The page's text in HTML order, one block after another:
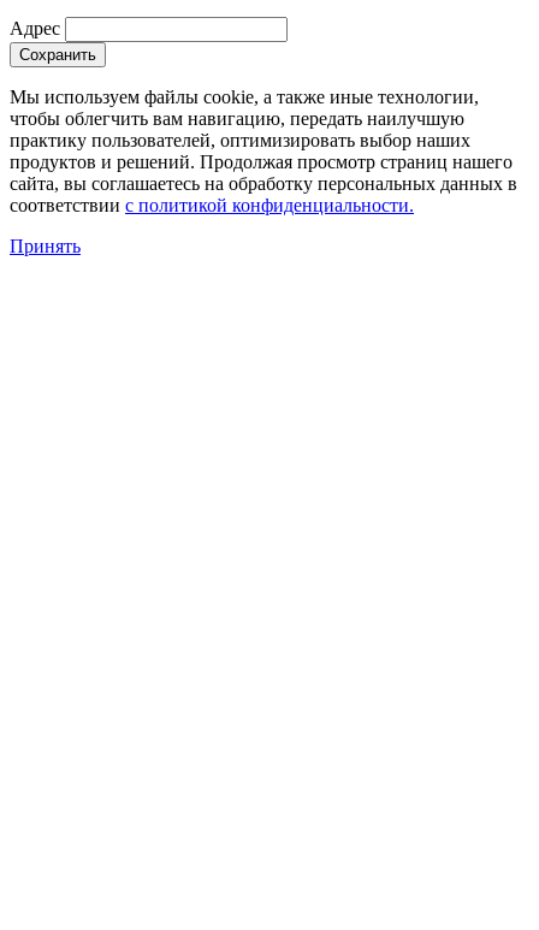
Адрес
Сохранить
Мы используем файлы cookie, а также иные технологии,
чтобы облегчить вам навигацию, передать наилучшую
практику пользователей, оптимизировать выбор наших
продуктов и решений. Продолжая просмотр страниц нашего
сайта, вы соглашаетесь на обработку персональных данных в
соответствии с политикой конфиденциальности.
Принять